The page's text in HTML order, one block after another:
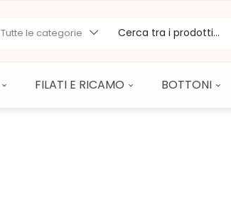
Tutte le categorie
FILATI E RICAMO BOTTONI